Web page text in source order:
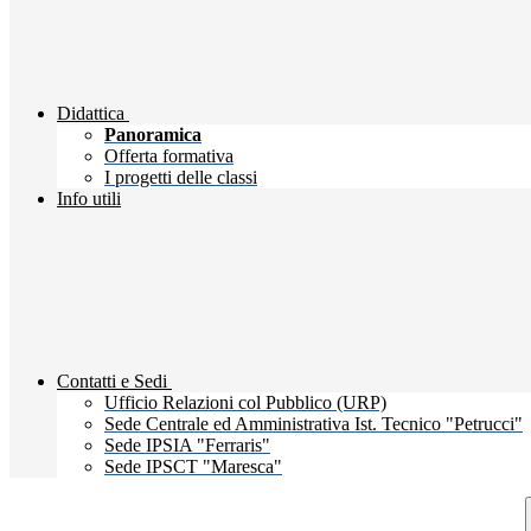
Didattica
Panoramica
Offerta formativa
I progetti delle classi
Info utili
Contatti e Sedi
Ufficio Relazioni col Pubblico (URP)
Sede Centrale ed Amministrativa Ist. Tecnico "Petrucci"
Sede IPSIA "Ferraris"
Sede IPSCT "Maresca"